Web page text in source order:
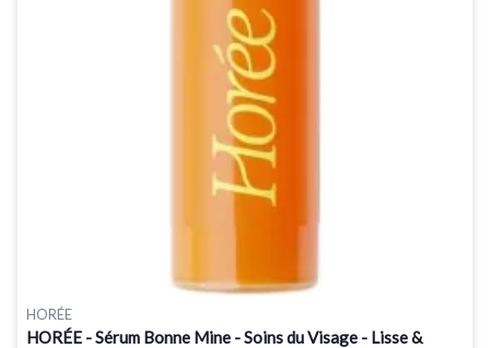
HORÉE
HORÉE - Sérum Bonne Mine - Soins du Visage - Lisse &